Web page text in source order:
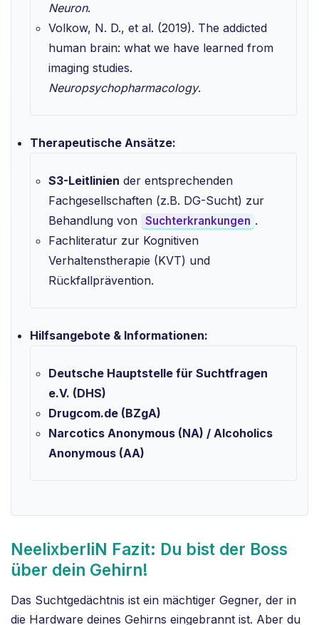
Neuron.
Volkow, N. D., et al. (2019). The addicted
human brain: what we have learned from
imaging studies.
Neuropsychopharmacology.
Therapeutische Ansätze:
S3-Leitlinien der entsprechenden
Fachgesellschaften (z.B. DG-Sucht) zur
Behandlung von
Suchterkrankungen .
Fachliteratur zur Kognitiven
Verhaltenstherapie (KVT) und
Rückfallprävention.
Hilfsangebote & Informationen:
Deutsche Hauptstelle für Suchtfragen
e.V. (DHS)
Drugcom.de (BZgA)
Narcotics Anonymous (NA) / Alcoholics
Anonymous (AA)
NeelixberliN Fazit: Du bist der Boss
über dein Gehirn!
Das Suchtgedächtnis ist ein mächtiger Gegner, der in
die Hardware deines Gehirns eingebrannt ist. Aber du